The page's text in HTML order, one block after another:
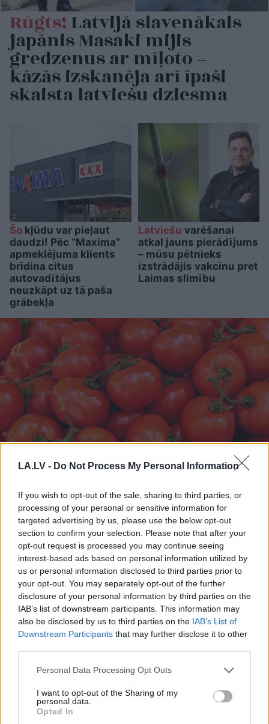
LA.LV - Do Not Process My Personal Information
If you wish to opt-out of the sale, sharing to third parties, or
processing of your personal or sensitive information for
targeted advertising by us, please use the below opt-out
section to confirm your selection. Please note that after your
opt-out request is processed you may continue seeing
interest-based ads based on personal information utilized by
us or personal information disclosed to third parties prior to
your opt-out. You may separately opt-out of the further
disclosure of your personal information by third parties on the
IAB’s list of downstream participants. This information may
also be disclosed by us to third parties on the IAB’s List of
Downstream Participants that may further disclose it to other
Please note that this website/app uses one or more Google
not limited to your visit or usage behaviour. You may click to
grant or deny consent to Google and its third-party tags to
use your data for below specified purposes in below Google
Personal Data Processing Opt Outs
I want to opt-out of the Sharing of my
personal data.
Opted In
Rūgts!Latvijā slavenākais
japānis Masaki mijis
gredzenus ar mīļoto –
kāzās izskanēja arī īpaši
skaista latviešu dziesma
Šo kļūdu var pieļaut
daudzi! Pēc “Maxima”
apmeklējuma klients
brīdina citus
autovadītājus
neuzkāpt uz tā paša
grābekļa
Latviešu varēšanai
atkal jauns pierādījums
– mūsu pētnieks
izstrādājis vakcīnu pret
Laimas slimību
FOTO. “Vai tas ir normāli?”
Guntars veikalā nopērk
tomātu, taču, pārgriežot to
uz pusēm, viņu sagaida
pārsteigums
skatiens
“izurbjas” citiem cauri:
3 datumi, kuros
TESTS.
vārdus, kas apgriezti